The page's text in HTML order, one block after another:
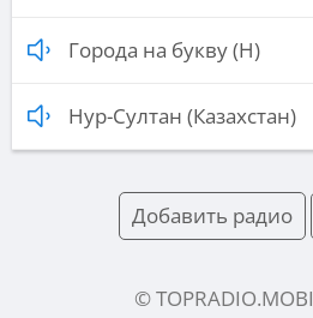
Города на букву (Н)
Нур-Султан (Казахстан)
Добавить радио
© TOPRADIO.MOBI